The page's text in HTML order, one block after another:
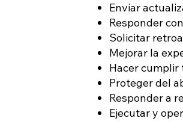
Enviar
Responder
Solicitar
Mejorar la
Hacer cumplir
Proteger del
Responder a
Ejecutar y